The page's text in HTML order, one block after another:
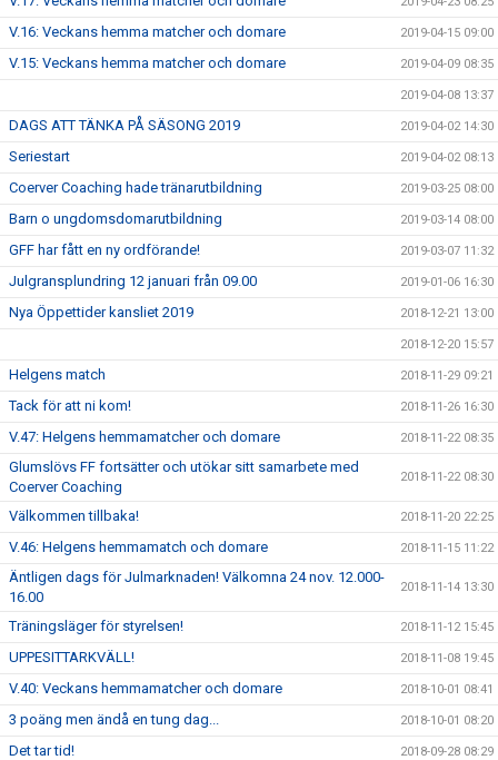
V.16: Veckans hemma matcher och domare 2019-04-15 09:00
V.15: Veckans hemma matcher och domare 2019-04-09 08:35
2019-04-08 13:37
DAGS ATT TÄNKA PÅ SÄSONG 2019 2019-04-02 14:30
Seriestart 2019-04-02 08:13
Coerver Coaching hade tränarutbildning 2019-03-25 08:00
Barn o ungdomsdomarutbildning 2019-03-14 08:00
GFF har fått en ny ordförande! 2019-03-07 11:32
Julgransplundring 12 januari från 09.00 2019-01-06 16:30
Nya Öppettider kansliet 2019 2018-12-21 13:00
2018-12-20 15:57
Helgens match 2018-11-29 09:21
Tack för att ni kom! 2018-11-26 16:30
V.47: Helgens hemmamatcher och domare 2018-11-22 08:35
Glumslövs FF fortsätter och utökar sitt samarbete med
Coerver Coaching
2018-11-22 08:30
Välkommen tillbaka! 2018-11-20 22:25
V.46: Helgens hemmamatch och domare 2018-11-15 11:22
Äntligen dags för Julmarknaden! Välkomna 24 nov. 12.000-
16.00
2018-11-14 13:30
Träningsläger för styrelsen! 2018-11-12 15:45
UPPESITTARKVÄLL! 2018-11-08 19:45
V.40: Veckans hemmamatcher och domare 2018-10-01 08:41
3 poäng men ändå en tung dag... 2018-10-01 08:20
Det tar tid! 2018-09-28 08:29